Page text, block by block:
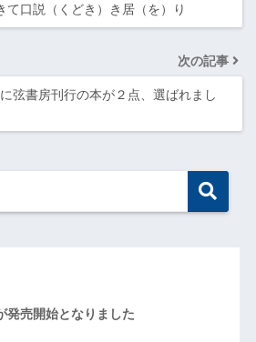
口説（くどき）き居（を）り
次の記事
弦書房刊行の本が２点、選ばれまし
発売開始となりました